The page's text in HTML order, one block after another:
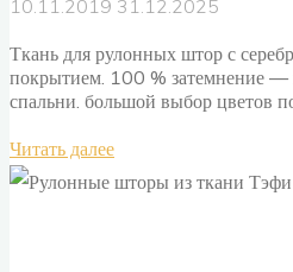
10.11.2019 31.12.2025
Ткань для рулонных штор с
покрытием. 100 % затемнение —
спальни. большой выбор цветов
Читать далее"Black
out